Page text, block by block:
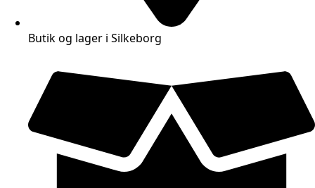
Butik og lager i Silkeborg